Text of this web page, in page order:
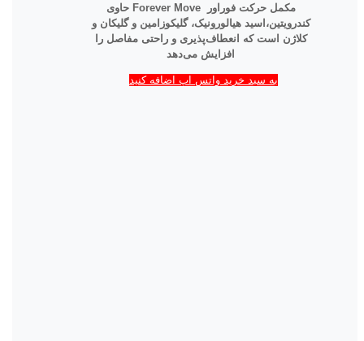
مکمل حرکت فوراور Forever Move حاوی
کندرویتین،اسید هیالورونیک، گلیکوزامین و گلیکان و
کلاژن است که انعطاف‌پذیری و راحتی مفاصل را
افزایش می‌دهد
به سبد خرید واتس اپ اضافه کنید